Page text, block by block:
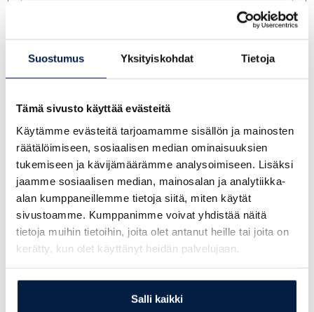
Suostumus Yksityiskohdat Tietoja
Tämä sivusto käyttää evästeitä
Käytämme evästeitä tarjoamamme sisällön ja mainosten
räätälöimiseen, sosiaalisen median ominaisuuksien
tukemiseen ja kävijämäärämme analysoimiseen. Lisäksi
jaamme sosiaalisen median, mainosalan ja analytiikka-
alan kumppaneillemme tietoja siitä, miten käytät
sivustoamme. Kumppanimme voivat yhdistää näitä
tietoja muihin tietoihin, joita olet antanut heille tai joita on
kerätty, kun olet käyttänyt heidän palvelujaan.
Salli kaikki
Kysy lisää myyjiltämme:
Veijo Repo
0400 867 730
veijo.repo@telakone.com